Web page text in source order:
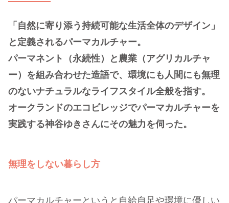
「自然に寄り添う持続可能な生活全体のデザイン」
と定義されるパーマカルチャー。
パーマネント（永続性）と農業（アグリカルチャ
ー）を組み合わせた造語で、環境にも人間にも無理
のないナチュラルなライフスタイル全般を指す。
オークランドのエコビレッジでパーマカルチャーを
実践する神谷ゆきさんにその魅力を伺った。
無理をしない暮らし方
パーマカルチャーというと自給自足や環境に優しい